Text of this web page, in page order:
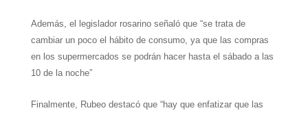
Además, el legislador rosarino señaló que “se trata de
cambiar un poco el hábito de consumo, ya que las compras
en los supermercados se podrán hacer hasta el sábado a las
10 de la noche”
Finalmente, Rubeo destacó que “hay que enfatizar que las